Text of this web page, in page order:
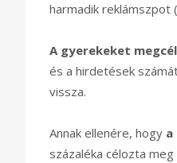
harmadik reklámszpot
A gyerekeket
és a hirdetések
vissza.
Annak ellenére, hogy a
százaléka célozta